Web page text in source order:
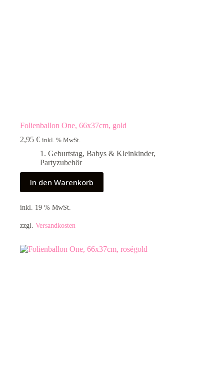
Folienballon One, 66x37cm, gold
2,95 € inkl. % MwSt.
1. Geburtstag, Babys & Kleinkinder,
Partyzubehör
In den Warenkorb
inkl. 19 % MwSt.
zzgl. Versandkosten